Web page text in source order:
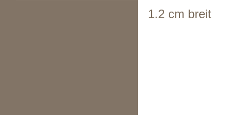
1.2 cm breit